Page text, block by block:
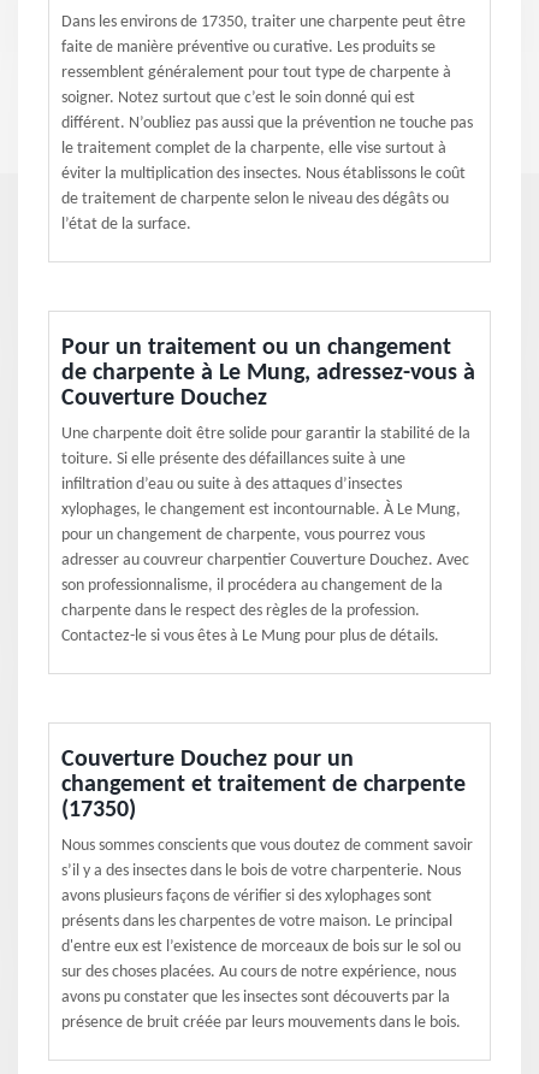
Dans les environs de 17350, traiter une charpente peut être
faite de manière préventive ou curative. Les produits se
ressemblent généralement pour tout type de charpente à
soigner. Notez surtout que c’est le soin donné qui est
différent. N’oubliez pas aussi que la prévention ne touche pas
le traitement complet de la charpente, elle vise surtout à
éviter la multiplication des insectes. Nous établissons le coût
de traitement de charpente selon le niveau des dégâts ou
l’état de la surface.
Pour un traitement ou un changement
de charpente à Le Mung, adressez-vous à
Couverture Douchez
Une charpente doit être solide pour garantir la stabilité de la
toiture. Si elle présente des défaillances suite à une
infiltration d’eau ou suite à des attaques d’insectes
xylophages, le changement est incontournable. À Le Mung,
pour un changement de charpente, vous pourrez vous
adresser au couvreur charpentier Couverture Douchez. Avec
son professionnalisme, il procédera au changement de la
charpente dans le respect des règles de la profession.
Contactez-le si vous êtes à Le Mung pour plus de détails.
Couverture Douchez pour un
changement et traitement de charpente
(17350)
Nous sommes conscients que vous doutez de comment savoir
s’il y a des insectes dans le bois de votre charpenterie. Nous
avons plusieurs façons de vérifier si des xylophages sont
présents dans les charpentes de votre maison. Le principal
d'entre eux est l’existence de morceaux de bois sur le sol ou
sur des choses placées. Au cours de notre expérience, nous
avons pu constater que les insectes sont découverts par la
présence de bruit créée par leurs mouvements dans le bois.